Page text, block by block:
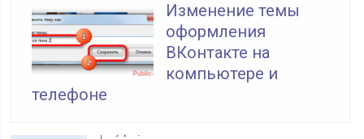
Изменение темы
оформления
ВКонтакте на
компьютере и
телефоне